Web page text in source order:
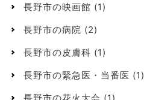
長野市の映画館 (1)
長野市の病院 (2)
長野市の皮膚科 (1)
長野市の緊急医・当番医 (1)